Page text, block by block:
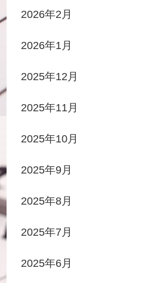
2026年2月
2026年1月
2025年12月
2025年11月
2025年10月
2025年9月
2025年8月
2025年7月
2025年6月